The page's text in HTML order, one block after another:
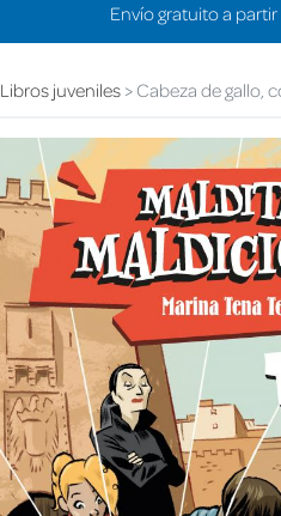
Envío gratuito a
Libros juveniles Cabeza de gallo,